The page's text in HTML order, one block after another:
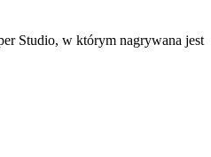
Studio, w którym nagrywana jest